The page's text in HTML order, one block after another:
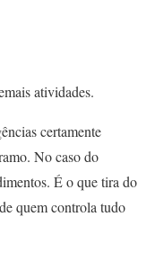
atividades.
certamente
No caso do
É o que tira do
quem controla tudo